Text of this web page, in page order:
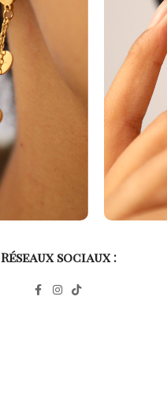
Réseaux sociaux :